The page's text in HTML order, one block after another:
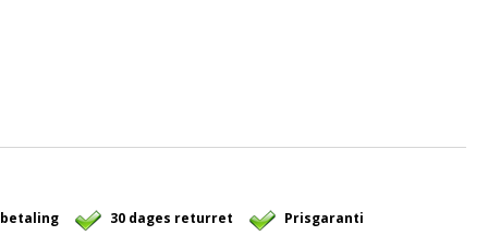
30 dages returret Prisgaranti